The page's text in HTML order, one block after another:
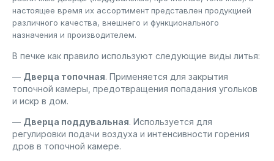
настоящее время их ассортимент представлен продукцией
различного качества, внешнего и функционального
назначения и производителем.
В печке как правило используют следующие виды литья:
— Дверца топочная. Применяется для закрытия
топочной камеры, предотвращения попадания угольков
и искр в дом.
— Дверца поддувальная. Используется для
регулировки подачи воздуха и интенсивности горения
дров в топочной камере.